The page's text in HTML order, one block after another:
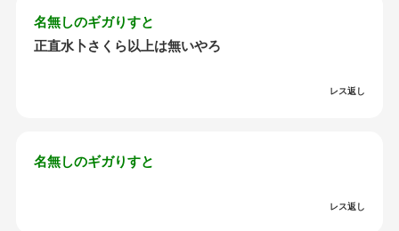
名無しのギガりすと
正直水卜さくら以上は無いやろ
レス返し
名無しのギガりすと
レス返し